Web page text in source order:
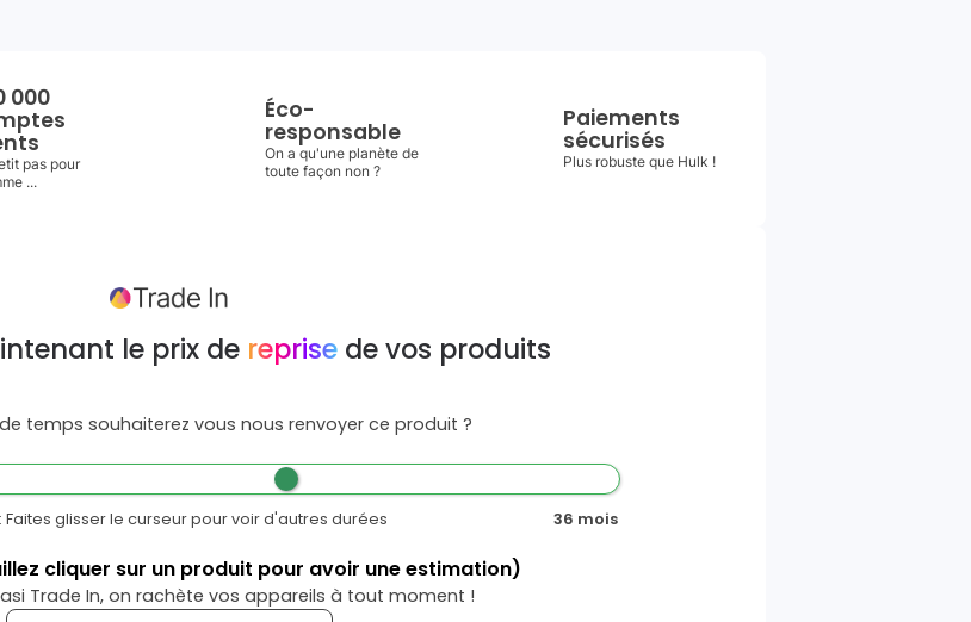
000
pas pour
...
Éco-
responsable
On a qu'une planète de
toute façon non ?
Paiements
sécurisés
Plus robuste que Hulk !
le prix de reprise de vos produits
temps souhaiterez vous nous renvoyer ce produit ?
Faites glisser le curseur pour voir d'autres durées 36 mois
cliquer sur un produit pour avoir une estimation)
Trade In, on rachète vos appareils à tout moment !